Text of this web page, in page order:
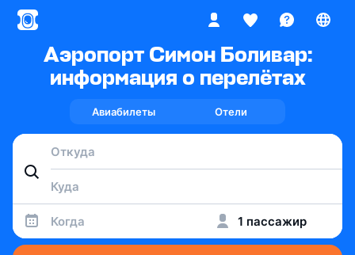
Аэропорт Симон Боливар:
информация о перелётах
Авиабилеты Отели
Когда 1 пассажир